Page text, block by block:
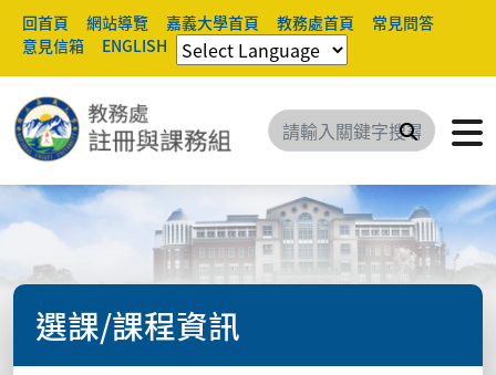
回首頁 網站導覽 嘉義大學首頁 教務處首頁
常見問答
意見信箱
ENGLISH
搜尋
選課/課程資訊